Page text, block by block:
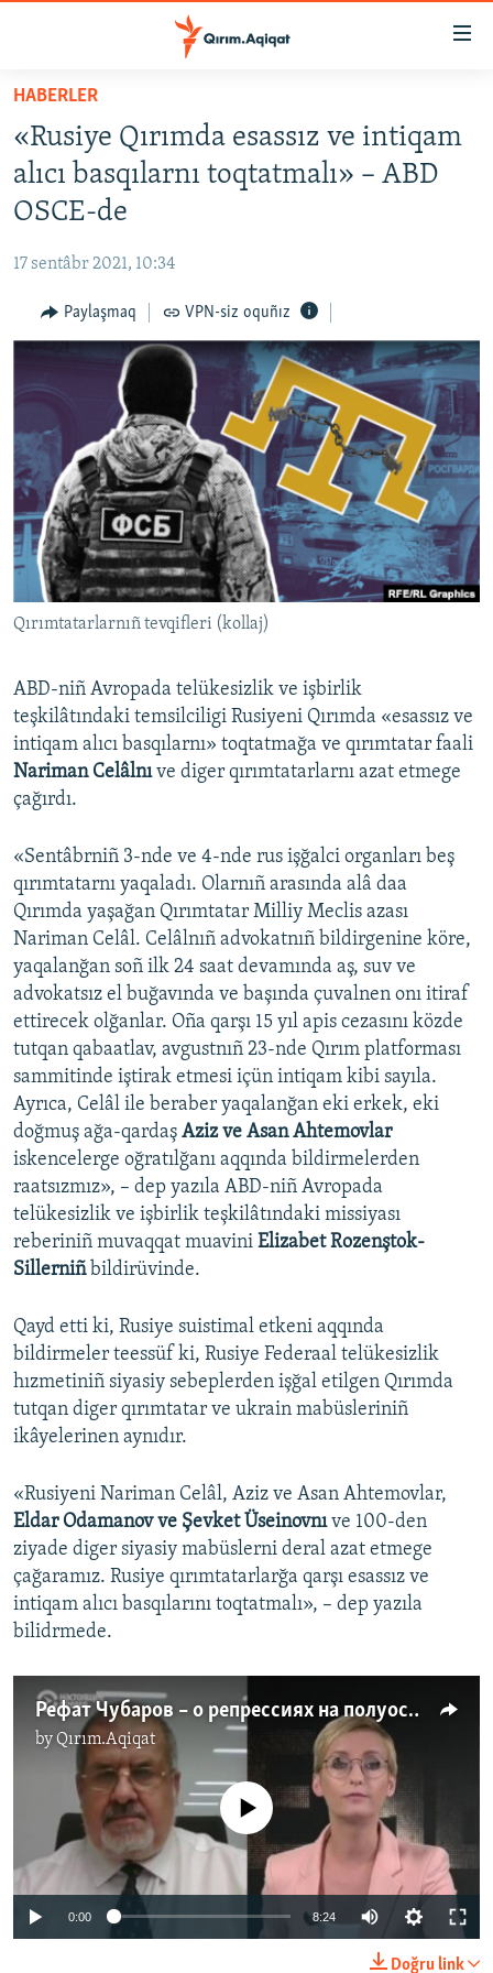
Esas
qaytmaq
Baş
navigatsiyağa
qaytmaq
Qıdıruvğa
SİYASET
İQTİSADİYAT
MEDENİYET
İNSAN AQLARI
VİDEO
SÜRET
BLOGLAR
FİKİR
Русский
Українською
QOŞULIÑIZ!
RFE/RS bütün saytları
HABERLER
«Rusiye Qırımda esassız ve intiqam
alıcı basqılarnı toqtatmalı» – ABD
OSCE-de
17 sentâbr 2021, 10:34
Paylaşmaq VPN-siz oquñız
Qırımtatarlarnıñ tevqifleri (kollaj)
ABD-niñ Avropada telükesizlik ve işbirlik
teşkilâtındaki temsilciligi Rusiyeni Qırımda «esassız ve
intiqam alıcı basqılarnı» toqtatmağa ve qırımtatar faali
Nariman Celâlnıve diger qırımtatarlarnı azat etmege
çağırdı.
«Sentâbrniñ 3-nde ve 4-nde rus işğalci organları beş
qırımtatarnı yaqaladı. Olarnıñ arasında alâ daa
Qırımda yaşağan Qırımtatar Milliy Meclis azası
Nariman Celâl. Celâlnıñ advokatnıñ bildirgenine köre,
yaqalanğan soñ ilk 24 saat devamında aş, suv ve
advokatsız el buğavında ve başında çuvalnen onı itiraf
ettirecek olğanlar. Oña qarşı 15 yıl apis cezasını közde
tutqan qabaatlav, avgustnıñ 23-nde Qırım platforması
sammitinde iştirak etmesi içün intiqam kibi sayıla.
Ayrıca, Celâl ile beraber yaqalanğan eki erkek, eki
doğmuş ağa-qardaş Aziz ve Asan Ahtemovlar
iskencelerge oğratılğanı aqqında bildirmelerden
raatsızmız», – dep yazıla ABD-niñ Avropada
telükesizlik ve işbirlik teşkilâtındaki missiyası
reberiniñ muvaqqat muavini Elizabet Rozenştok-
Sillerniñ bildirüvinde.
Qayd etti ki, Rusiye suistimal etkeni aqqında
bildirmeler teessüf ki, Rusiye Federaal telükesizlik
hızmetiniñ siyasiy sebeplerden işğal etilgen Qırımda
tutqan diger qırımtatar ve ukrain mabüsleriniñ
ikâyelerinen aynıdır.
«Rusiyeni Nariman Celâl, Aziz ve Asan Ahtemovlar,
Eldar Odamanov ve Şevket Üseinovnıve 100-den
ziyade diger siyasiy mabüslerni deral azat etmege
çağaramız. Rusiye qırımtatarlarğa qarşı esassız ve
intiqam alıcı basqılarını toqtatmalı», – dep yazıla
bilidrmede.
Рефат Чубаров – о репрессиях на полуострове (видео)
byQırım.Aqiqat
No media source currently available
0:00 8:24
Doğru link